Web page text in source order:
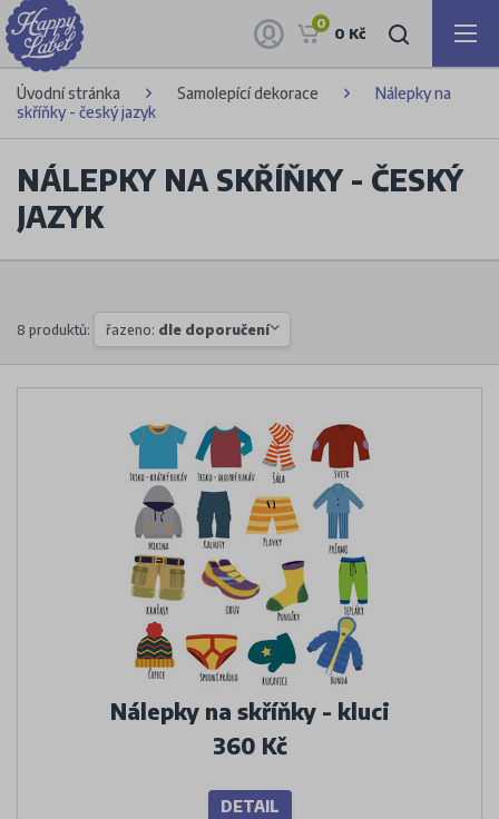
0
0 Kč
Úvodní stránka Samolepící dekorace
Nálepky na
skříňky - český jazyk
NÁLEPKY NA SKŘÍŇKY - ČESKÝ
JAZYK
8 produktů: řazeno: dle doporučení
Nálepky na skříňky - kluci
360 Kč
DETAIL